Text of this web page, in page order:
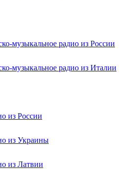
музыкальное радио из России
музыкальное радио из Италии
из России
из Украины
из Латвии